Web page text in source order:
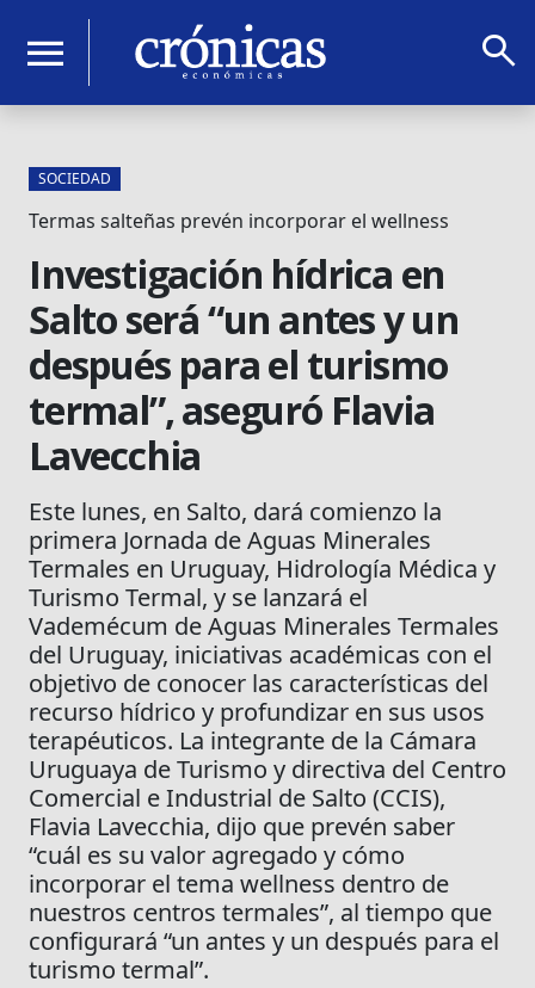
menu search
SOCIEDAD
Termas salteñas prevén incorporar el wellness
Investigación hídrica en
Salto será “un antes y un
después para el turismo
termal”, aseguró Flavia
Lavecchia
Este lunes, en Salto, dará comienzo la
primera Jornada de Aguas Minerales
Termales en Uruguay, Hidrología Médica y
Turismo Termal, y se lanzará el
Vademécum de Aguas Minerales Termales
del Uruguay, iniciativas académicas con el
objetivo de conocer las características del
recurso hídrico y profundizar en sus usos
terapéuticos. La integrante de la Cámara
Uruguaya de Turismo y directiva del Centro
Comercial e Industrial de Salto (CCIS),
Flavia Lavecchia, dijo que prevén saber
“cuál es su valor agregado y cómo
incorporar el tema wellness dentro de
nuestros centros termales”, al tiempo que
configurará “un antes y un después para el
turismo termal”.